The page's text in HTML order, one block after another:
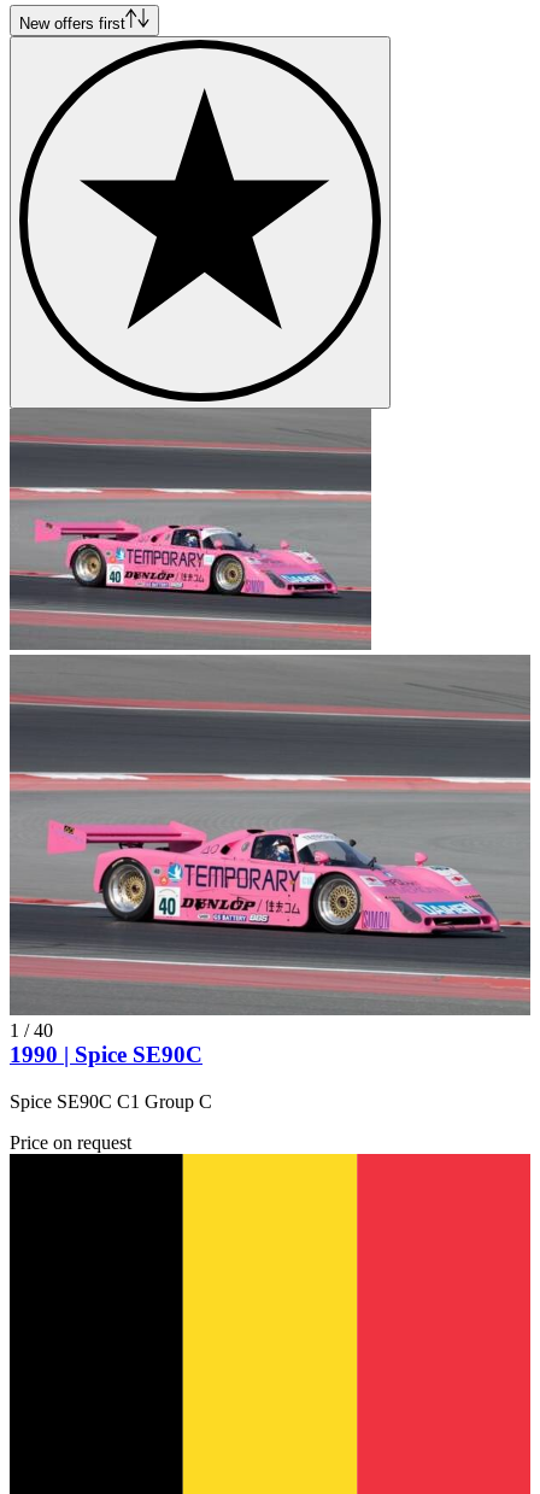
New offers first
1 /40
1990 | Spice SE90C
Spice SE90C C1 Group C
Price on request